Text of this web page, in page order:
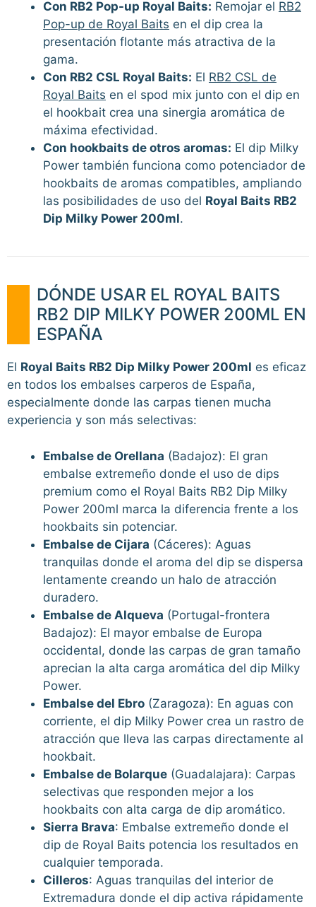
Con RB2 Pop-up Royal Baits: Remojar el RB2
Pop-up de Royal Baits en el dip crea la
presentación flotante más atractiva de la
gama.
Con RB2 CSL Royal Baits: El RB2 CSL de
Royal Baits en el spod mix junto con el dip en
el hookbait crea una sinergia aromática de
máxima efectividad.
Con hookbaits de otros aromas: El dip Milky
Power también funciona como potenciador de
hookbaits de aromas compatibles, ampliando
las posibilidades de uso del Royal Baits RB2
Dip Milky Power 200ml.
DÓNDE USAR EL ROYAL BAITS
RB2 DIP MILKY POWER 200ML EN
ESPAÑA
El Royal Baits RB2 Dip Milky Power 200ml es eficaz
en todos los embalses carperos de España,
especialmente donde las carpas tienen mucha
experiencia y son más selectivas:
Embalse de Orellana (Badajoz): El gran
embalse extremeño donde el uso de dips
premium como el Royal Baits RB2 Dip Milky
Power 200ml marca la diferencia frente a los
hookbaits sin potenciar.
Embalse de Cijara (Cáceres): Aguas
tranquilas donde el aroma del dip se dispersa
lentamente creando un halo de atracción
duradero.
Embalse de Alqueva (Portugal-frontera
Badajoz): El mayor embalse de Europa
occidental, donde las carpas de gran tamaño
aprecian la alta carga aromática del dip Milky
Power.
Embalse del Ebro (Zaragoza): En aguas con
corriente, el dip Milky Power crea un rastro de
atracción que lleva las carpas directamente al
hookbait.
Embalse de Bolarque (Guadalajara): Carpas
selectivas que responden mejor a los
hookbaits con alta carga de dip aromático.
Sierra Brava: Embalse extremeño donde el
dip de Royal Baits potencia los resultados en
cualquier temporada.
Cilleros: Aguas tranquilas del interior de
Extremadura donde el dip activa rápidamente